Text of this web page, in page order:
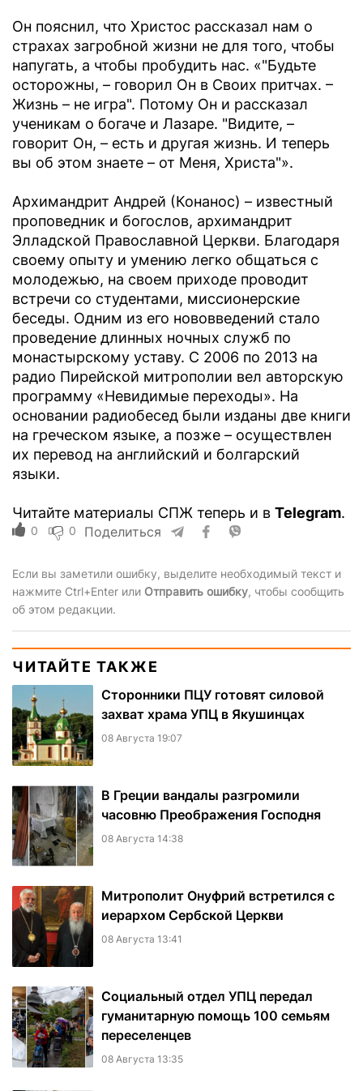
Он пояснил, что Христос рассказал нам о
страхах загробной жизни не для того, чтобы
напугать, а чтобы пробудить нас. «"Будьте
осторожны, – говорил Он в Своих притчах. –
Жизнь – не игра". Потому Он и рассказал
ученикам о богаче и Лазаре. "Видите, –
говорит Он, – есть и другая жизнь. И теперь
вы об этом знаете – от Меня, Христа"».
Архимандрит Андрей (Конанос) – известный
проповедник и богослов, архимандрит
Элладской Православной Церкви. Благодаря
своему опыту и умению легко общаться с
молодежью, на своем приходе проводит
встречи со студентами, миссионерские
беседы. Одним из его нововведений стало
проведение длинных ночных служб по
монастырскому уставу. С 2006 по 2013 на
радио Пирейской митрополии вел авторскую
программу «Невидимые переходы». На
основании радиобесед были изданы две книги
на греческом языке, а позже – осуществлен
их перевод на английский и болгарский
языки.
Читайте материалы СПЖ теперь и в Telegram.
0 0 Поделиться
Если вы заметили ошибку, выделите необходимый текст и
нажмите Ctrl+Enter или Отправить ошибку, чтобы сообщить
об этом редакции.
ЧИТАЙТЕ ТАКЖЕ
Сторонники ПЦУ готовят силовой
захват храма УПЦ в Якушинцах
08 Августа 19:07
В Греции вандалы разгромили
часовню Преображения Господня
08 Августа 14:38
Митрополит Онуфрий встретился с
иерархом Сербской Церкви
08 Августа 13:41
Социальный отдел УПЦ передал
гуманитарную помощь 100 семьям
переселенцев
08 Августа 13:35